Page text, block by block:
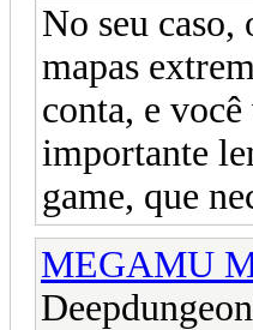
No seu
mapas
conta, e
importante
game, que
MEGAMU